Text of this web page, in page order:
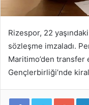
Rizespor, 22
sözleşme imzaladı.
Maritimo’den
Gençlerbirliği’nde